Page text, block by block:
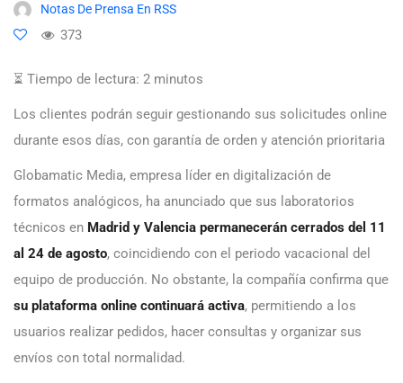
Notas De Prensa En RSS
373
⏳ Tiempo de lectura: 2 minutos
Los clientes podrán seguir gestionando sus solicitudes online
durante esos días, con garantía de orden y atención prioritaria
Globamatic Media, empresa líder en digitalización de
formatos analógicos, ha anunciado que sus laboratorios
técnicos en Madrid y Valencia permanecerán cerrados del 11
al 24 de agosto, coincidiendo con el periodo vacacional del
equipo de producción. No obstante, la compañía confirma que
su plataforma online continuará activa, permitiendo a los
usuarios realizar pedidos, hacer consultas y organizar sus
envíos con total normalidad.